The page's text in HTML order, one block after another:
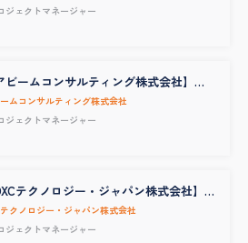
ジェクトマネージャー
ビームコンサルティング株式会社】
プロジェクトマネージャー 製造・素
学・食品・消費財向け
ムコンサルティング株式会社
ジェクトマネージャー
テクノロジー・ジャパン株式会社】
& AI】Project Manager / Project
クノロジー・ジャパン株式会社
ジェクトマネージャー